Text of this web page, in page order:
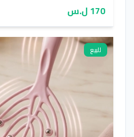
170 ل.س
للبيع